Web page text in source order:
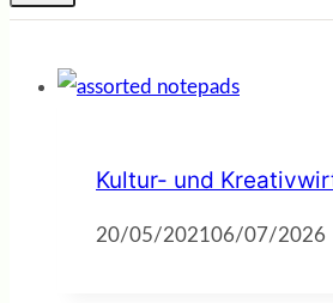
Kultur- und
20/05/202106/07/2026